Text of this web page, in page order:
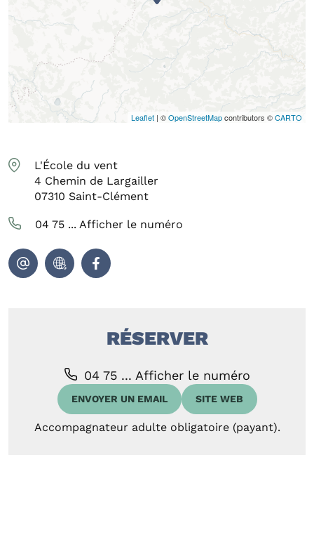
Leaflet | ©OpenStreetMapcontributors ©CARTO
L'École du vent
4 Chemin de Largailler
07310 Saint-Clément
04 75 ... Afficher le numéro
RÉSERVER
04 75 ... Afficher le numéro
ENVOYER UN EMAIL SITE WEB
Accompagnateur adulte obligatoire (payant).